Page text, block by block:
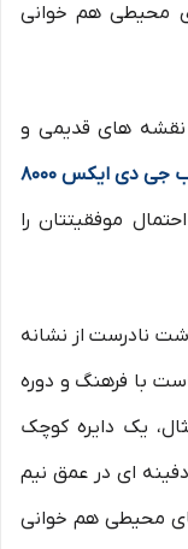
محیطی هم خوانی
نقشه های قدیمی و
جی دی ایکس 8000
موفقیتتان را
نادرست از نشانه
با فرهنگ و دوره
یک دایره کوچک
ای در عمق نیم
محیطی هم خوانی